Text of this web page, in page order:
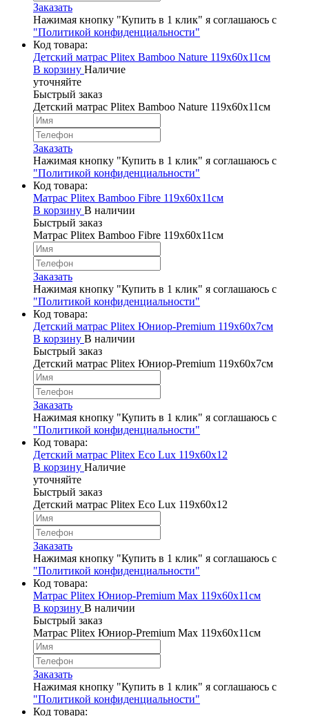
Заказать
Нажимая кнопку "Купить в 1 клик" я соглашаюсь с
"Политикой конфиденциальности"
Код товара:
Детский матрас Plitex Bamboo Nature 119х60х11см
В корзину Наличие
уточняйте
Быстрый заказ
Детский матрас Plitex Bamboo Nature 119х60х11см
Заказать
Нажимая кнопку "Купить в 1 клик" я соглашаюсь с
"Политикой конфиденциальности"
Код товара:
Матрас Plitex Bamboo Fibre 119х60х11см
В корзину В наличии
Быстрый заказ
Матрас Plitex Bamboo Fibre 119х60х11см
Заказать
Нажимая кнопку "Купить в 1 клик" я соглашаюсь с
"Политикой конфиденциальности"
Код товара:
Детский матрас Plitex Юниор-Premium 119х60х7см
В корзину В наличии
Быстрый заказ
Детский матрас Plitex Юниор-Premium 119х60х7см
Заказать
Нажимая кнопку "Купить в 1 клик" я соглашаюсь с
"Политикой конфиденциальности"
Код товара:
Детский матрас Plitex Eco Lux 119х60х12
В корзину Наличие
уточняйте
Быстрый заказ
Детский матрас Plitex Eco Lux 119х60х12
Заказать
Нажимая кнопку "Купить в 1 клик" я соглашаюсь с
"Политикой конфиденциальности"
Код товара:
Матрас Plitex Юниор-Premium Max 119х60х11см
В корзину В наличии
Быстрый заказ
Матрас Plitex Юниор-Premium Max 119х60х11см
Заказать
Нажимая кнопку "Купить в 1 клик" я соглашаюсь с
"Политикой конфиденциальности"
Код товара: